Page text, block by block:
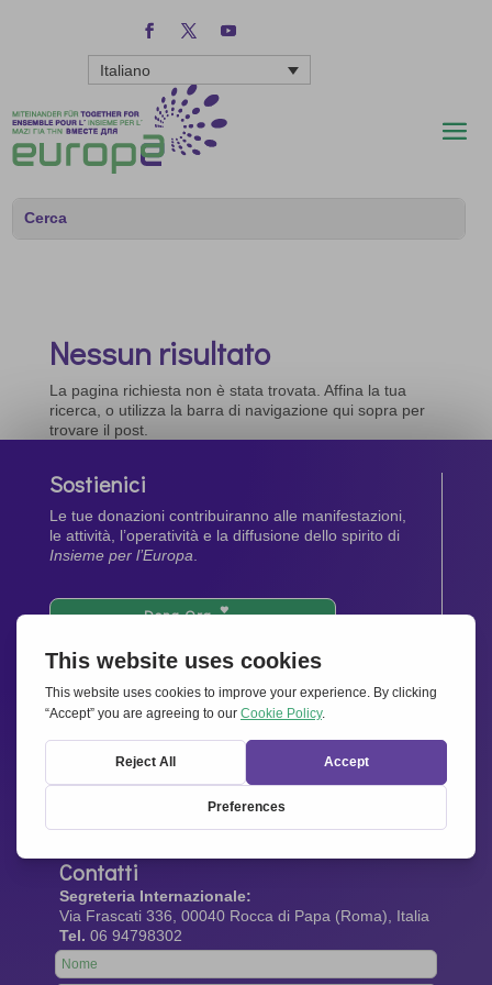
Italiano
Nessun risultato
La pagina richiesta non è stata trovata. Affina la tua
ricerca, o utilizza la barra di navigazione qui sopra per
trovare il post.
Sostienici
Le tue donazioni contribuiranno alle manifestazioni,
le attività, l’operatività e la diffusione dello spirito di
Insieme per l’Europa
Dona Ora
Newsletter
Iscriviti Subito
Contatti
Segreteria Internazionale:
Via Frascati 336, 00040 Rocca di Papa (Roma), Italia
Tel. 06 94798302
Leave
this